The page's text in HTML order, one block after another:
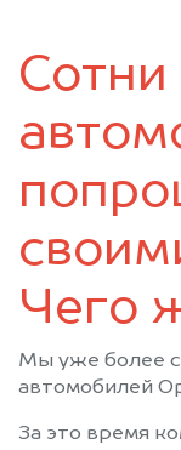
Чего
Мы уже более
автомобилей
За это время